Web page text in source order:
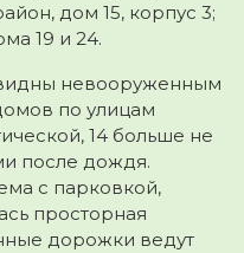
дом 15, корпус 3;
19 и 24.
невооруженным
по улицам
14 больше не
после дождя.
с парковкой,
просторная
дорожки ведут